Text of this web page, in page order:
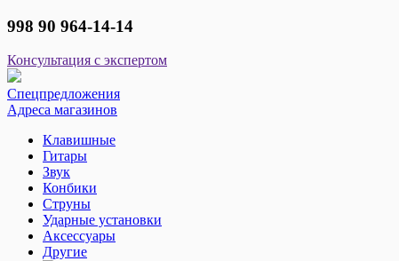
998 90 964-14-14
Консультация с экспертом
Спецпредложения
Адреса магазинов
Клавишные
Гитары
Звук
Конбики
Струны
Ударные установки
Аксессуары
Другие